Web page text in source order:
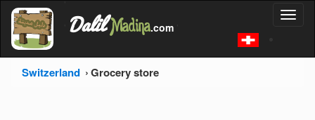
'
Dalil Madina.com
Switzerland Grocery store